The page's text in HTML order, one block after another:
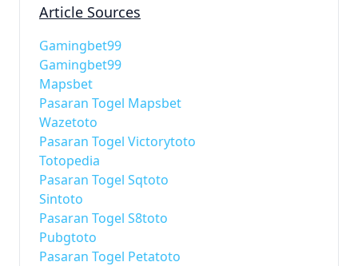
Article Sources
Gamingbet99
Gamingbet99
Mapsbet
Pasaran Togel Mapsbet
Wazetoto
Pasaran Togel Victorytoto
Totopedia
Pasaran Togel Sqtoto
Sintoto
Pasaran Togel S8toto
Pubgtoto
Pasaran Togel Petatoto